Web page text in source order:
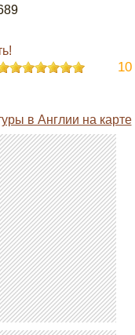
10
в Англии на карте